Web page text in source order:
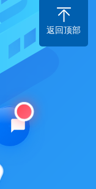
返回顶部